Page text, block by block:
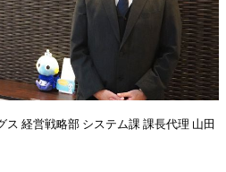
経営戦略部 システム課 課長代理 山田